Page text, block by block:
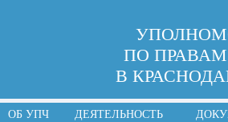
ПО
В
ОБ УПЧ ДЕЯТЕЛЬНОСТЬ